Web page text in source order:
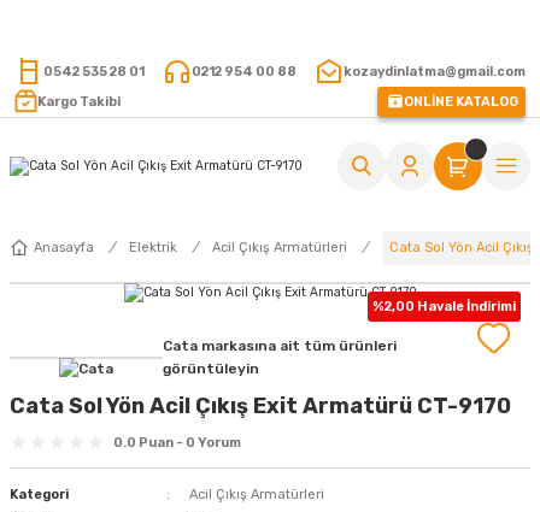
0542 535 28 01 0212 954 00 88
kozaydinlatma@gmail.com
Kargo Takibi
ONLİNE KATALOG
Anasayfa Elektrik Acil Çıkış Armatürleri Cata Sol Yön Acil
%2,00 Havale İndirimi
Cata markasına ait tüm ürünleri
görüntüleyin
Cata Sol Yön Acil Çıkış Exit Armatürü CT-9170
0.0 Puan - 0 Yorum
Kategori
Acil Çıkış Armatürleri